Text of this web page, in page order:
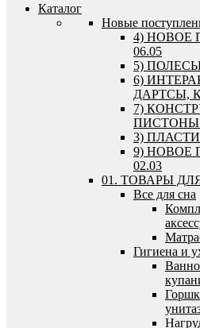
Каталог
Новые
4) НОВОЕ
06.05
5)
6)
ДАРТСЫ,
7)
ПИСТОНЫ
3)
9) НОВОЕ
02.03
01. ТОВАРЫ
Все для сна
Гигиена и